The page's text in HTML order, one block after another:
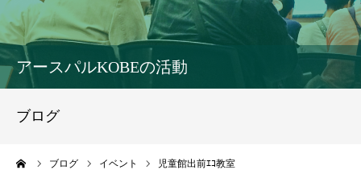
アースパルKOBEの活動
ブログ
ブログ イベント 児童館出前ｴｺ教室
各種申込・お問合せ